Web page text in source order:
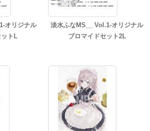
オリジナル
ットL
淡水ふなMS__ Vol.1-オリジナル
ブロマイドセット2L